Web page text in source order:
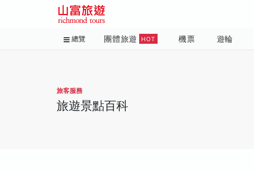
總覽 團體旅遊 HOT 機票 遊輪
旅客服務
旅遊景點百科